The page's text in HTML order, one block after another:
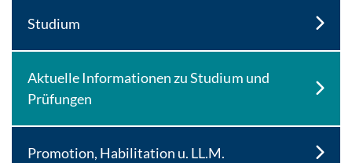
Studium
Aktuelle Informationen zu Studium und
Prüfungen
Promotion, Habilitation u. LL.M.